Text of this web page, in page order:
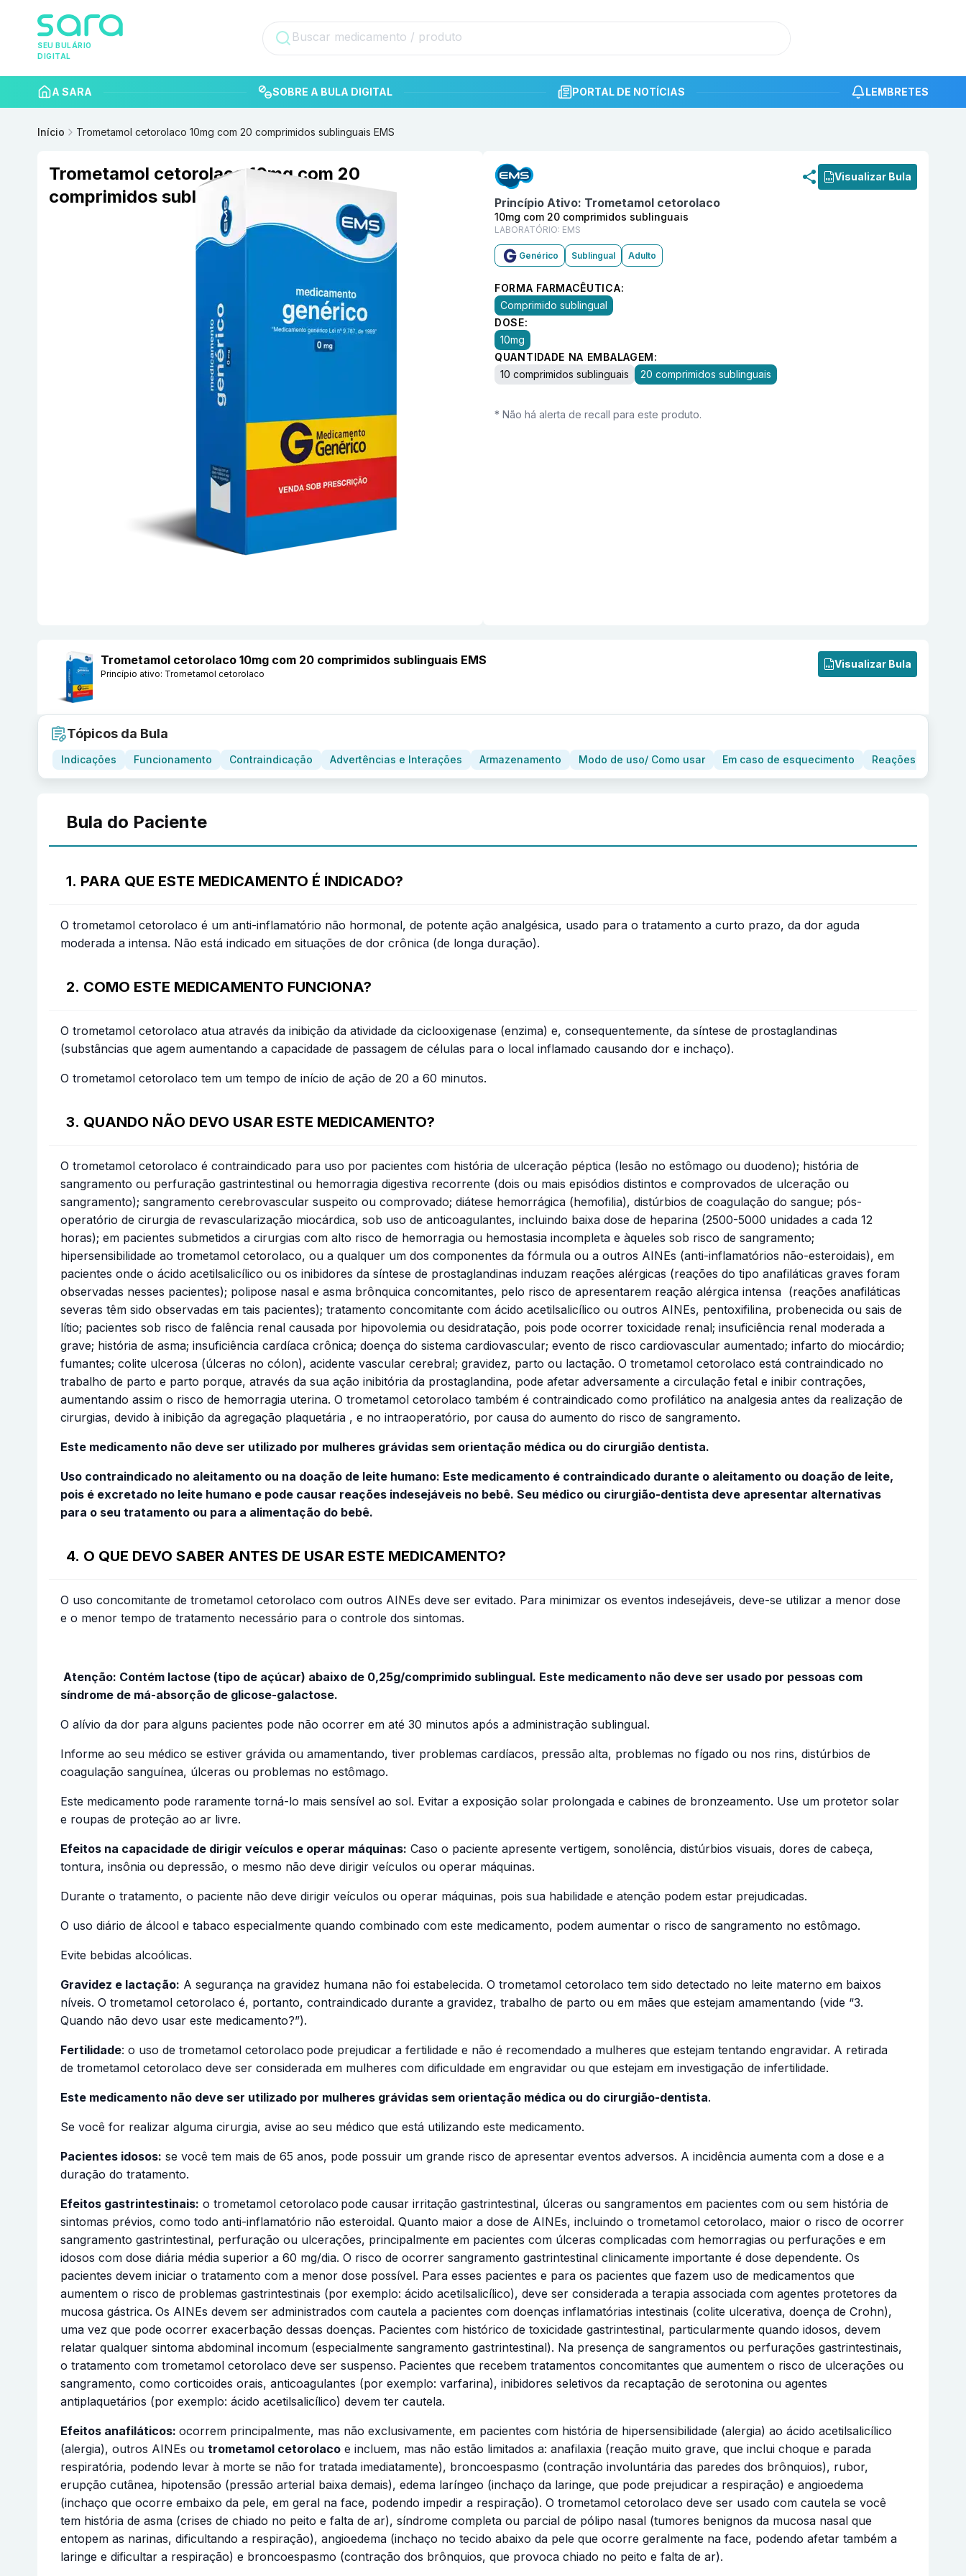
SEU BULÁRIO
DIGITAL
A SARA SOBRE A BULA DIGITAL PORTAL DE NOTÍCIAS LEMBRETES
Início Trometamol cetorolaco 10mg com 20 comprimidos sublinguais EMS
Trometamol cetorolaco 10mg com 20
comprimidos sublinguais EMS
Visualizar Bula
Princípio Ativo: Trometamol cetorolaco
10mg com 20 comprimidos sublinguais
LABORATÓRIO: EMS
Genérico Sublingual Adulto
FORMA FARMACÊUTICA:
Comprimido sublingual
DOSE:
10mg
QUANTIDADE NA EMBALAGEM:
10 comprimidos sublinguais
20 comprimidos sublinguais
* Não há alerta de recall para este produto.
Trometamol cetorolaco 10mg com 20 comprimidos sublinguais EMS
Princípio ativo: Trometamol cetorolaco
Visualizar Bula
Tópicos da Bula
Indicações Funcionamento Contraindicação Advertências e Interações Armazenamento Modo de uso/ Como usar Em caso de esquecimento Reações adversas
Bula do Paciente
1. PARA QUE ESTE MEDICAMENTO É INDICADO?
O trometamol cetorolaco é um anti-inflamatório não hormonal, de potente ação analgésica, usado para o tratamento a curto prazo, da dor aguda
moderada a intensa. Não está indicado em situações de dor crônica (de longa duração).
2. COMO ESTE MEDICAMENTO FUNCIONA?
O trometamol cetorolaco atua através da inibição da atividade da ciclooxigenase (enzima) e, consequentemente, da síntese de prostaglandinas
(substâncias que agem aumentando a capacidade de passagem de células para o local inflamado causando dor e inchaço).
O trometamol cetorolaco tem um tempo de início de ação de 20 a 60 minutos.
3. QUANDO NÃO DEVO USAR ESTE MEDICAMENTO?
O trometamol cetorolaco é contraindicado para uso por pacientes com história de ulceração péptica (lesão no estômago ou duodeno); história de
sangramento ou perfuração gastrintestinal ou hemorragia digestiva recorrente (dois ou mais episódios distintos e comprovados de ulceração ou
sangramento); sangramento cerebrovascular suspeito ou comprovado; diátese hemorrágica (hemofilia), distúrbios de coagulação do sangue; pós-
operatório de cirurgia de revascularização miocárdica, sob uso de anticoagulantes, incluindo baixa dose de heparina (2500-5000 unidades a cada 12
horas); em pacientes submetidos a cirurgias com alto risco de hemorragia ou hemostasia incompleta e àqueles sob risco de sangramento;
hipersensibilidade ao trometamol cetorolaco, ou a qualquer um dos componentes da fórmula ou a outros AINEs (anti-inflamatórios não-esteroidais), em
pacientes onde o ácido acetilsalicílico ou os inibidores da síntese de prostaglandinas induzam reações alérgicas (reações do tipo anafiláticas graves foram
observadas nesses pacientes); polipose nasal e asma brônquica concomitantes, pelo risco de apresentarem reação alérgica intensa (reações anafiláticas
severas têm sido observadas em tais pacientes); tratamento concomitante com ácido acetilsalicílico ou outros AINEs, pentoxifilina, probenecida ou sais de
lítio; pacientes sob risco de falência renal causada por hipovolemia ou desidratação, pois pode ocorrer toxicidade renal; insuficiência renal moderada a
grave; história de asma; insuficiência cardíaca crônica; doença do sistema cardiovascular; evento de risco cardiovascular aumentado; infarto do miocárdio;
fumantes; colite ulcerosa (úlceras no cólon), acidente vascular cerebral; gravidez, parto ou lactação. O trometamol cetorolaco está contraindicado no
trabalho de parto e parto porque, através da sua ação inibitória da prostaglandina, pode afetar adversamente a circulação fetal e inibir contrações,
aumentando assim o risco de hemorragia uterina. O trometamol cetorolaco também é contraindicado como profilático na analgesia antes da realização de
cirurgias, devido à inibição da agregação plaquetária , e no intraoperatório, por causa do aumento do risco de sangramento.
Este medicamento não deve ser utilizado por mulheres grávidas sem orientação médica ou do cirurgião dentista.
Uso contraindicado no aleitamento ou na doação de leite humano: Este medicamento é contraindicado durante o aleitamento ou doação de leite,
pois é excretado no leite humano e pode causar reações indesejáveis no bebê. Seu médico ou cirurgião-dentista deve apresentar alternativas
para o seu tratamento ou para a alimentação do bebê.
4. O QUE DEVO SABER ANTES DE USAR ESTE MEDICAMENTO?
O uso concomitante de trometamol cetorolaco com outros AINEs deve ser evitado. Para minimizar os eventos indesejáveis, deve-se utilizar a menor dose
e o menor tempo de tratamento necessário para o controle dos sintomas.
Atenção: Contém lactose (tipo de açúcar) abaixo de 0,25g/comprimido sublingual. Este medicamento não deve ser usado por pessoas com
síndrome de má-absorção de glicose-galactose.
O alívio da dor para alguns pacientes pode não ocorrer em até 30 minutos após a administração sublingual.
Informe ao seu médico se estiver grávida ou amamentando, tiver problemas cardíacos, pressão alta, problemas no fígado ou nos rins, distúrbios de
coagulação sanguínea, úlceras ou problemas no estômago.
Este medicamento pode raramente torná-lo mais sensível ao sol. Evitar a exposição solar prolongada e cabines de bronzeamento. Use um protetor solar
e roupas de proteção ao ar livre.
Efeitos na capacidade de dirigir veículos e operar máquinas: Caso o paciente apresente vertigem, sonolência, distúrbios visuais, dores de cabeça,
tontura, insônia ou depressão, o mesmo não deve dirigir veículos ou operar máquinas.
Durante o tratamento, o paciente não deve dirigir veículos ou operar máquinas, pois sua habilidade e atenção podem estar prejudicadas.
O uso diário de álcool e tabaco especialmente quando combinado com este medicamento, podem aumentar o risco de sangramento no estômago.
Evite bebidas alcoólicas.
Gravidez e lactação: A segurança na gravidez humana não foi estabelecida. O trometamol cetorolaco tem sido detectado no leite materno em baixos
níveis. O trometamol cetorolaco é, portanto, contraindicado durante a gravidez, trabalho de parto ou em mães que estejam amamentando (vide “3.
Quando não devo usar este medicamento?”).
Fertilidade: o uso de trometamol cetorolaco pode prejudicar a fertilidade e não é recomendado a mulheres que estejam tentando engravidar. A retirada
de trometamol cetorolaco deve ser considerada em mulheres com dificuldade em engravidar ou que estejam em investigação de infertilidade.
Este medicamento não deve ser utilizado por mulheres grávidas sem orientação médica ou do cirurgião-dentista.
Se você for realizar alguma cirurgia, avise ao seu médico que está utilizando este medicamento.
Pacientes idosos: se você tem mais de 65 anos, pode possuir um grande risco de apresentar eventos adversos. A incidência aumenta com a dose e a
duração do tratamento.
Efeitos gastrintestinais: o trometamol cetorolaco pode causar irritação gastrintestinal, úlceras ou sangramentos em pacientes com ou sem história de
sintomas prévios, como todo anti-inflamatório não esteroidal. Quanto maior a dose de AINEs, incluindo o trometamol cetorolaco, maior o risco de ocorrer
sangramento gastrintestinal, perfuração ou ulcerações, principalmente em pacientes com úlceras complicadas com hemorragias ou perfurações e em
idosos com dose diária média superior a 60 mg/dia. O risco de ocorrer sangramento gastrintestinal clinicamente importante é dose dependente. Os
pacientes devem iniciar o tratamento com a menor dose possível. Para esses pacientes e para os pacientes que fazem uso de medicamentos que
aumentem o risco de problemas gastrintestinais (por exemplo: ácido acetilsalicílico), deve ser considerada a terapia associada com agentes protetores da
mucosa gástrica. Os AINEs devem ser administrados com cautela a pacientes com doenças inflamatórias intestinais (colite ulcerativa, doença de Crohn),
uma vez que pode ocorrer exacerbação dessas doenças. Pacientes com histórico de toxicidade gastrintestinal, particularmente quando idosos, devem
relatar qualquer sintoma abdominal incomum (especialmente sangramento gastrintestinal). Na presença de sangramentos ou perfurações gastrintestinais,
o tratamento com trometamol cetorolaco deve ser suspenso. Pacientes que recebem tratamentos concomitantes que aumentem o risco de ulcerações ou
sangramento, como corticoides orais, anticoagulantes (por exemplo: varfarina), inibidores seletivos da recaptação de serotonina ou agentes
antiplaquetários (por exemplo: ácido acetilsalicílico) devem ter cautela.
Efeitos anafiláticos: ocorrem principalmente, mas não exclusivamente, em pacientes com história de hipersensibilidade (alergia) ao ácido acetilsalicílico
(alergia), outros AINEs ou trometamol cetorolaco e incluem, mas não estão limitados a: anafilaxia (reação muito grave, que inclui choque e parada
respiratória, podendo levar à morte se não for tratada imediatamente), broncoespasmo (contração involuntária das paredes dos brônquios), rubor,
erupção cutânea, hipotensão (pressão arterial baixa demais), edema laríngeo (inchaço da laringe, que pode prejudicar a respiração) e angioedema
(inchaço que ocorre embaixo da pele, em geral na face, podendo impedir a respiração). O trometamol cetorolaco deve ser usado com cautela se você
tem história de asma (crises de chiado no peito e falta de ar), síndrome completa ou parcial de pólipo nasal (tumores benignos da mucosa nasal que
entopem as narinas, dificultando a respiração), angioedema (inchaço no tecido abaixo da pele que ocorre geralmente na face, podendo afetar também a
laringe e dificultar a respiração) e broncoespasmo (contração dos brônquios, que provoca chiado no peito e falta de ar).